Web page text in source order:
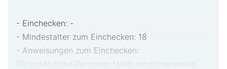
- Einchecken: -
- Mindestalter zum Einchecken: 18
- Anweisungen zum Einchecken:
Für zusätzliche Personen fallen möglicherweise